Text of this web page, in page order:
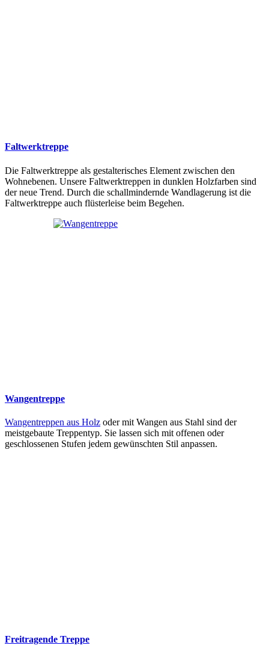
Faltwerktreppe
Die Faltwerktreppe als gestalterisches Element zwischen den
Wohnebenen. Unsere Faltwerktreppen in dunklen Holzfarben sind
der neue Trend. Durch die schallmindernde Wandlagerung ist die
Faltwerktreppe auch flüsterleise beim Begehen.
Wangentreppe
Wangentreppen aus Holz oder mit Wangen aus Stahl sind der
meistgebaute Treppentyp. Sie lassen sich mit offenen oder
geschlossenen Stufen jedem gewünschten Stil anpassen.
Freitragende Treppe